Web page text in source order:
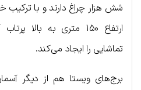
شش هزار چراغ دارند و با ترکیب
ارتفاع ۱۵۰ متری به
تماشایی را ایجاد می‌کند.
برج‌های ویستا هم از دیگر